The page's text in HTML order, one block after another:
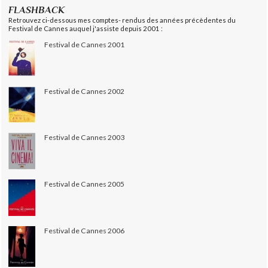
FLASHBACK
Retrouvez ci-dessous mes comptes- rendus des années précèdentes du
Festival de Cannes auquel j'assiste depuis 2001 :
Festival de Cannes 2001
Festival de Cannes 2002
Festival de Cannes 2003
Festival de Cannes 2005
Festival de Cannes 2006